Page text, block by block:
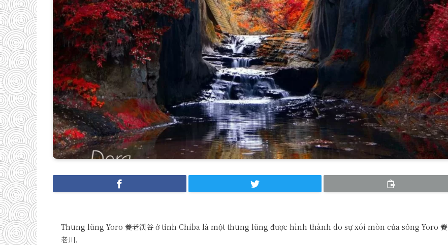
Thung lũng Yoro 養老渓谷 ở tỉnh Chiba là một thung lũng được hình thành do sự xói mòn của sông Yoro 養
老川.